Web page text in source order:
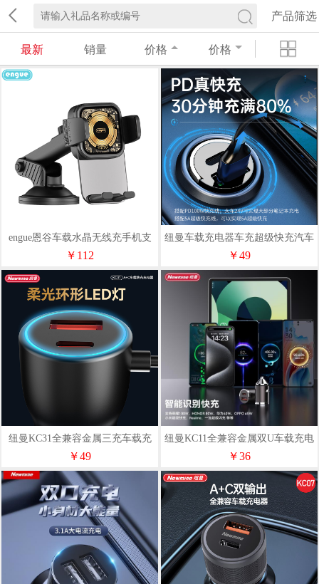
产品筛选
最新 销量 价格 价格
engue恩谷车载水晶无线充手机支
架EG-C05
￥112
纽曼车载充电器车充超级快充汽车
C39提手拉环
￥49
纽曼KC31全兼容金属三充车载充
电器自带线
￥49
纽曼KC11全兼容金属双U车载充电
器
￥36